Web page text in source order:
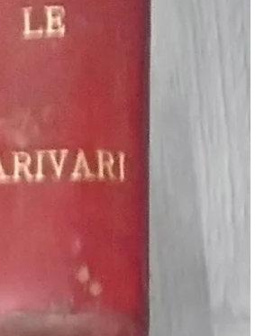
Aperçu rapide
Nature Morte aux
Rupture de stock